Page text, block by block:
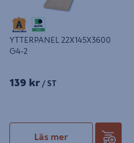
YTTERPANEL 22X145X3600
G4-2
139 kr / ST
Läs mer